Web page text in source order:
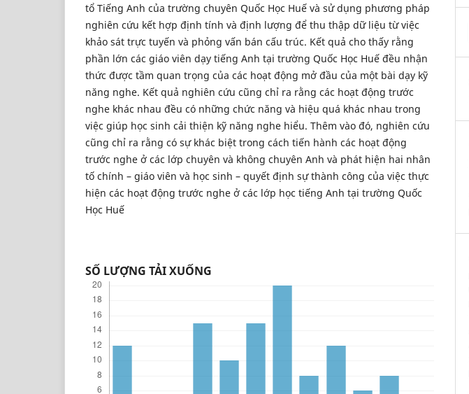
tổ Tiếng Anh của trường chuyên Quốc Học Huế và sử dụng phương pháp
nghiên cứu kết hợp định tính và định lượng để thu thập dữ liệu từ việc
khảo sát trực tuyến và phỏng vấn bán cấu trúc. Kết quả cho thấy rằng
phần lớn các giáo viên dạy tiếng Anh tại trường Quốc Học Huế đều nhận
thức được tầm quan trọng của các hoạt động mở đầu của một bài dạy kỹ
năng nghe. Kết quả nghiên cứu cũng chỉ ra rằng các hoạt động trước
nghe khác nhau đều có những chức năng và hiệu quá khác nhau trong
việc giúp học sinh cải thiện kỹ năng nghe hiểu. Thêm vào đó, nghiên cứu
cũng chỉ ra rằng có sự khác biệt trong cách tiến hành các hoạt động
trước nghe ở các lớp chuyên và không chuyên Anh và phát hiện hai nhân
tố chính – giáo viên và học sinh – quyết định sự thành công của việc thực
hiện các hoạt động trước nghe ở các lớp học tiếng Anh tại trường Quốc
Học Huế
SỐ LƯỢNG TẢI XUỐNG